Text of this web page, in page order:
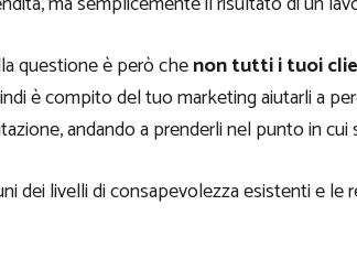
questione è però chenon tutti i tuoi
è compito del tuo marketing aiutarli a
andando a prenderli nel punto in cui
dei livelli di consapevolezza esistenti e le